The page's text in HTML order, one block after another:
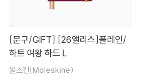
[문구/GIFT]
하트 여왕 하드 L
몰스킨(Moleskine)